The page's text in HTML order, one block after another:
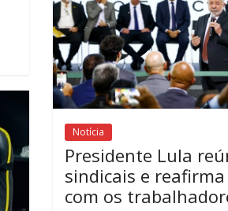
Notícia
Presidente Lula
sindicais e
com os